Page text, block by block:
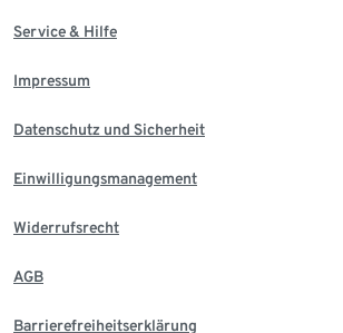
Service & Hilfe
Impressum
Datenschutz und Sicherheit
Einwilligungsmanagement
Widerrufsrecht
AGB
Barrierefreiheitserklärung